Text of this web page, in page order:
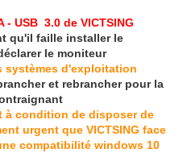
USB 3.0 de VICTSING
qu'il faille installer le
le moniteur
systèmes d'exploitation
et rebrancher pour la
à condition de disposer de
urgent que VICTSING face
compatibilité windows 10